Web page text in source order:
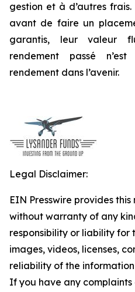
gestion et à d’autres frais.
avant de faire un
garantis, leur valeur
rendement passé
rendement dans l’avenir.
Legal Disclaimer:
EIN Presswire provides
without warranty of any
responsibility or liability for
images, videos, licenses,
reliability of the
If you have any complaints